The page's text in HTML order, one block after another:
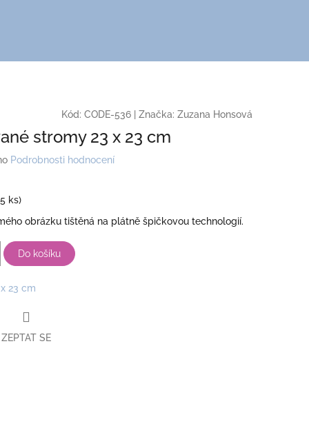
Kód: CODE-536 Značka: Zuzana Honsová
stromy 23 x 23 cm
Podrobnosti hodnocení
ks)
obrázku tištěná na plátně špičkovou technologií.
Do košíku
23 cm
ZEPTAT SE